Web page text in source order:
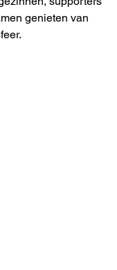
genieten van